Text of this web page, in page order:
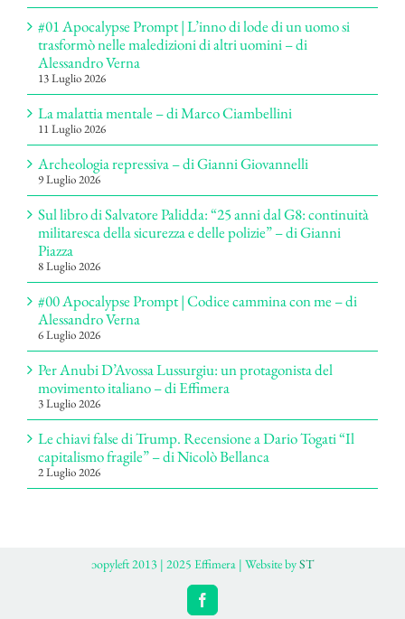
#01 Apocalypse Prompt | L’inno di lode di un uomo si
trasformò nelle maledizioni di altri uomini – di
Alessandro Verna
13 Luglio 2026
La malattia mentale – di Marco Ciambellini
11 Luglio 2026
Archeologia repressiva – di Gianni Giovannelli
9 Luglio 2026
Sul libro di Salvatore Palidda: “25 anni dal G8: continuità
militaresca della sicurezza e delle polizie” – di Gianni
Piazza
8 Luglio 2026
#00 Apocalypse Prompt | Codice cammina con me – di
Alessandro Verna
6 Luglio 2026
Per Anubi D’Avossa Lussurgiu: un protagonista del
movimento italiano – di Effimera
3 Luglio 2026
Le chiavi false di Trump. Recensione a Dario Togati “Il
capitalismo fragile” – di Nicolò Bellanca
2 Luglio 2026
ɔopyleft 2013 | 2025 Effimera | Website byST
Facebook